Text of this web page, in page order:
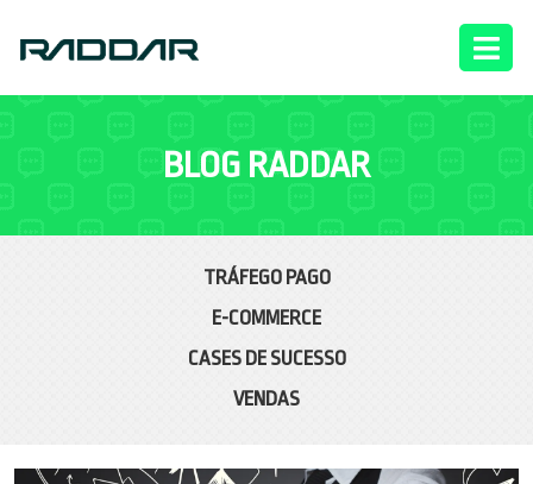
BLOG RADDAR
TRÁFEGO PAGO
E-COMMERCE
CASES DE SUCESSO
VENDAS